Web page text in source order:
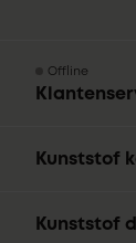
Offline
Kunststof
Kunststof